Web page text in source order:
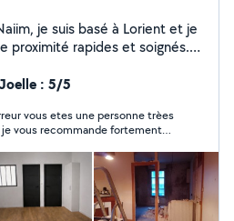
je suis basé à Lorient et je
proximité rapides et soignés.
et ponctualité. Je interviens
extérieure, pose de parquet
et multi-services,
évacuation de déchets,
d'électricité. Je suis
me déplace sur Lorient et ses
à votre budget. N'hésitez pas
vite !
: 5/5
vous recommande fortement